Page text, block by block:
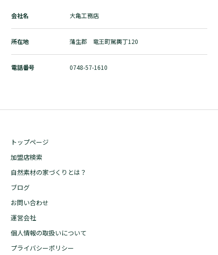
トップページ
加盟店検索
自然素材の家づくりとは？
会社名 大亀工務店
所在地 蒲生郡 竜王町駕輿丁120
電話番号 0748-57-1610
トップページ
加盟店検索
自然素材の家づくりとは？
ブログ
お問い合わせ
運営会社
個人情報の取扱いについて
プライバシーポリシー